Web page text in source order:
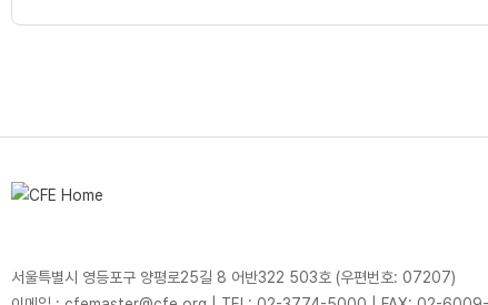
서울특별시 영등포구 양평로25길 8 어반322 503호 (우편번호: 07207)